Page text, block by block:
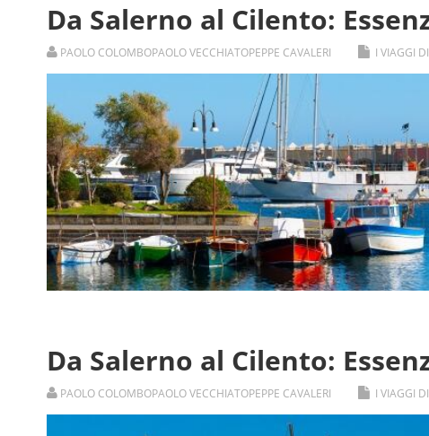
Da Salerno al Cilento:
PAOLO COLOMBOPAOLO VECCHIATOPEPPE CAVALERI I VIAGGI
Da Salerno al Cilento:
PAOLO COLOMBOPAOLO VECCHIATOPEPPE CAVALERI I VIAGGI